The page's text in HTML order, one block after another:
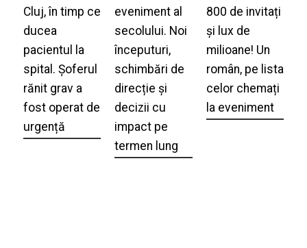
Cluj, în timp ce
ducea
pacientul la
spital. Șoferul
rănit grav a
fost operat de
urgență
eveniment al
secolului. Noi
începuturi,
schimbări de
direcție și
decizii cu
impact pe
termen lung
800 de invitați
și lux de
milioane! Un
român, pe lista
celor chemați
la eveniment